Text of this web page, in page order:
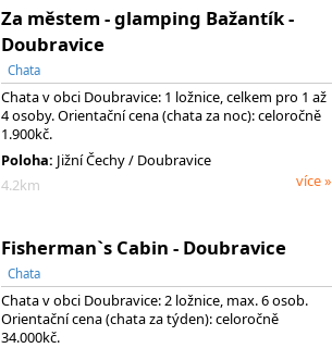
Za městem - glamping Bažantík -
Doubravice
Chata
Chata v obci Doubravice: 1 ložnice, celkem pro 1 až
4 osoby. Orientační cena (chata za noc): celoročně
1.900kč.
Poloha: Jižní Čechy / Doubravice
4.2km
více »
Fisherman`s Cabin - Doubravice
Chata
Chata v obci Doubravice: 2 ložnice, max. 6 osob.
Orientační cena (chata za týden): celoročně
34.000kč.